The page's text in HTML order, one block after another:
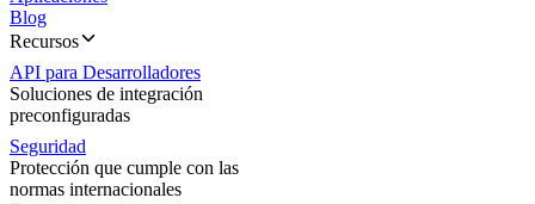
Blog
Recursos
API para Desarrolladores
Soluciones de integración
preconfiguradas
Seguridad
Protección que cumple con las
normas internacionales